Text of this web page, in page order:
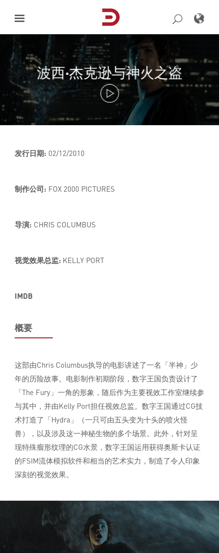
content
波西·杰克逊与神火之盗
发行日期: 02/12/2010
制作公司: FOX 2000 PICTURES
导演: CHRIS COLUMBUS
视觉效果总监: KELLY PORT
IMDB
概要
这部由Chris Columbus执导的电影讲述了一名「半神」少
年的历险故事。电影制作初期阶段，数字王国负责设计了
「The Fury」一角的形象，随后作为主要视效工作室继续参
与其中，并由Kelly Port担任视效总监。数字王国通过CG技
术打造了「Hydra」（一只可由五头变为十头的喷火怪
兽），以及涉及这一神秘生物的多个场景。此外，针对呈
现特殊瘤形纹理的CG水景，数字王国运用获得奥斯卡认证
的FSIM流体模拟软件和相当的艺术实力，制造了令人印象
深刻的视觉效果。